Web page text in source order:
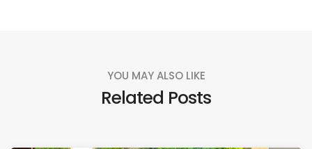
YOU MAY ALSO LIKE
Related Posts